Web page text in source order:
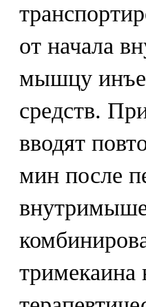
от начала
мышцу
средств.
вводят
мин после
тримекаина